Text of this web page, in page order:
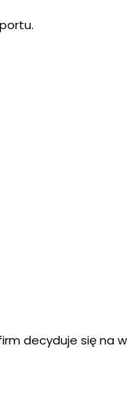
decyduje się na